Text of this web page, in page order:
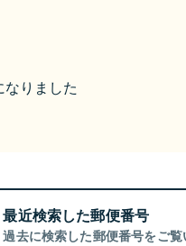
りました
最近検索した郵便番号
過去に検索した郵便番号をご覧